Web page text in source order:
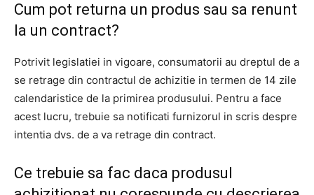
Cum pot returna un produs sau sa renunt
la un contract?
Potrivit legislatiei in vigoare, consumatorii au dreptul de a
se retrage din contractul de achizitie in termen de 14 zile
calendaristice de la primirea produsului. Pentru a face
acest lucru, trebuie sa notificati furnizorul in scris despre
intentia dvs. de a va retrage din contract.
Ce trebuie sa fac daca produsul